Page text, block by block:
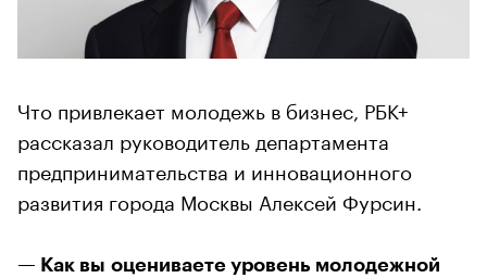
Что привлекает молодежь в бизнес, РБК+
рассказал руководитель департамента
предпринимательства и инновационного
развития города Москвы Алексей Фурсин.
— Как вы оцениваете уровень молодежной